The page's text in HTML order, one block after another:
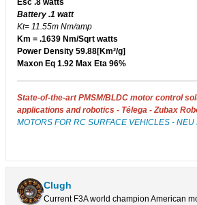
Esc .8 watts
Battery .1 watt
Kt= 11.55m Nm/amp
Km = .1639 Nm/Sqrt watts
Power Density 59.88[Km²/g]
Maxon Eq 1.92 Max Eta 96%
State-of-the-art PMSM/BLDC motor control
applications and robotics - Télega - Zubax
MOTORS FOR RC SURFACE VEHICLES - NEU
Clugh
Current F3A world champion American